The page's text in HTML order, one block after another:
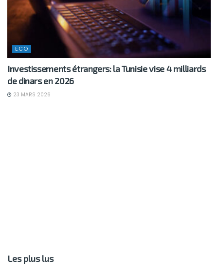
ECO
Investissements étrangers: la Tunisie vise 4 milliards
de dinars en 2026
23 MARS 2026
Les plus lus